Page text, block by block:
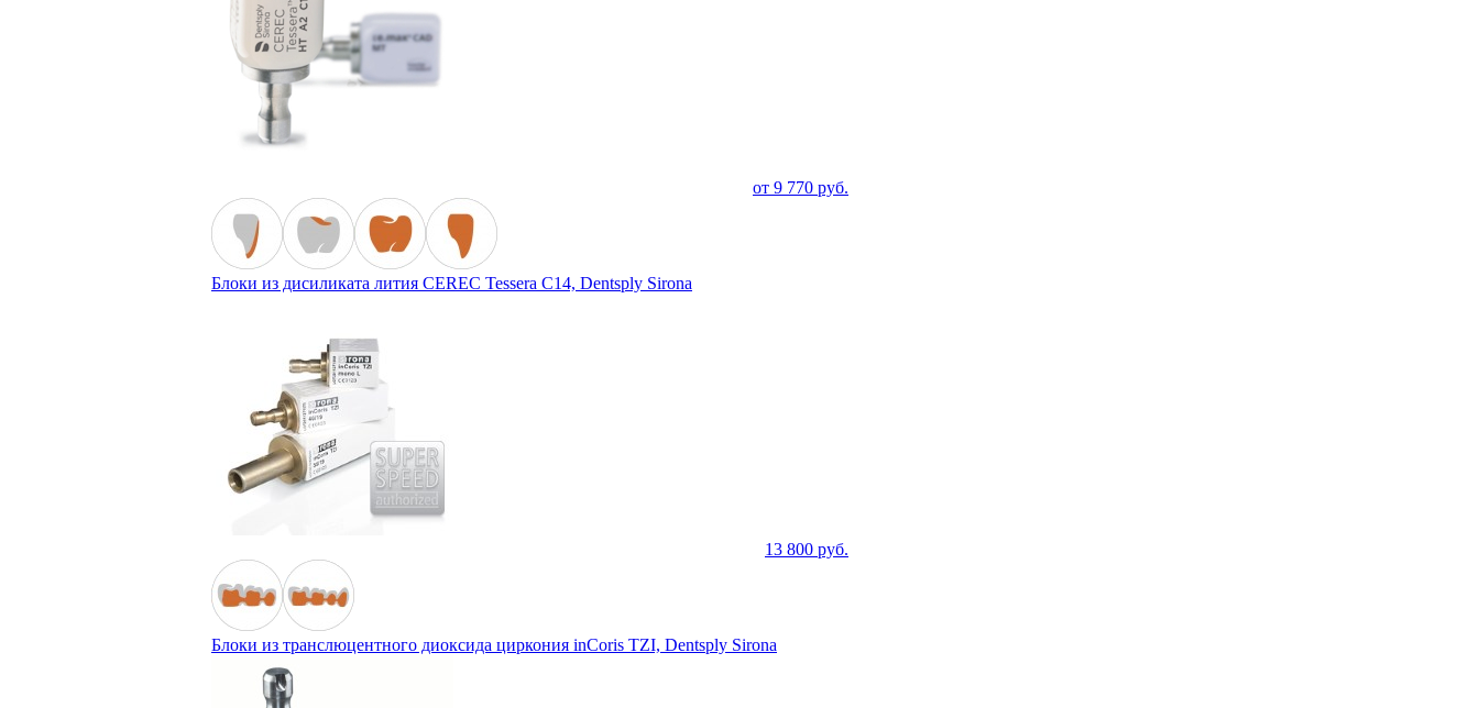
от 9 770 руб.
Блоки из дисиликата лития CEREC Tessera C14, Dentsply Sirona
13 800 руб.
Блоки из транслюцентного диоксида циркония inCoris TZI, Dentsply Sirona